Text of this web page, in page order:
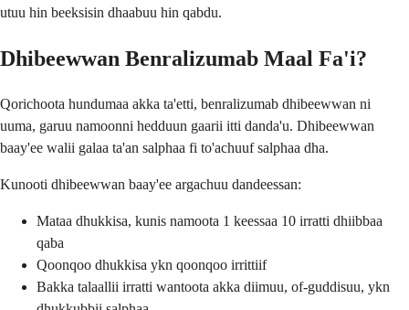
utuu hin beeksisin dhaabuu hin qabdu.
Dhibeewwan Benralizumab Maal Fa'i?
Qorichoota hundumaa akka ta'etti, benralizumab dhibeewwan ni
uuma, garuu namoonni hedduun gaarii itti danda'u. Dhibeewwan
baay'ee walii galaa ta'an salphaa fi to'achuuf salphaa dha.
Kunooti dhibeewwan baay'ee argachuu dandeessan:
Mataa dhukkisa, kunis namoota 1 keessaa 10 irratti dhiibbaa
qaba
Qoonqoo dhukkisa ykn qoonqoo irrittiif
Bakka talaallii irratti wantoota akka diimuu, of-guddisuu, ykn